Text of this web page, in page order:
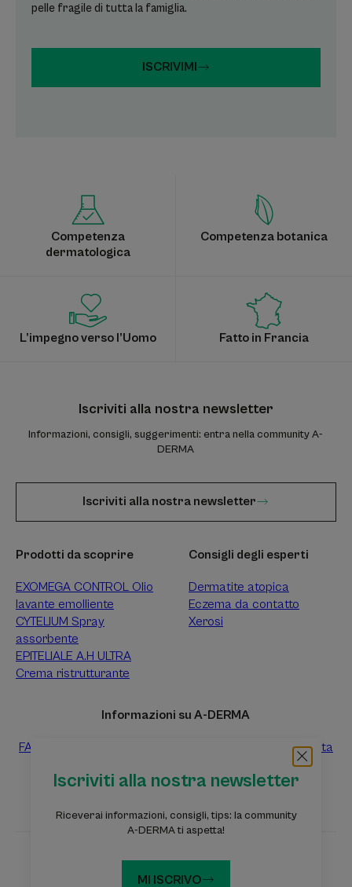
pelle fragile di tutta la famiglia.
ISCRIVIMI
Iscriviti alla nostra newsletter
Riceverai informazioni, consigli, tips: la community
A-DERMA ti aspetta!
MI ISCRIVO
Competenza
dermatologica
Competenza botanica
L’impegno verso l’Uomo Fatto in Francia
Iscriviti alla nostra newsletter
Informazioni, consigli, suggerimenti: entra nella community A-
DERMA
Iscriviti alla nostra newsletter
Prodotti da scoprire
EXOMEGA CONTROL Olio
lavante emolliente
CYTELIUM Spray
assorbente
EPITELIALE A.H ULTRA
Crema ristrutturante
Consigli degli esperti
Dermatite atopica
Eczema da contatto
Xerosi
Informazioni su A-DERMA
FAQ
Raccolta differenziata dei prodotti vendita
Raccolta differenziata dei campioni prova gratuiti
Siti web del Gruppo Pierre Fabre